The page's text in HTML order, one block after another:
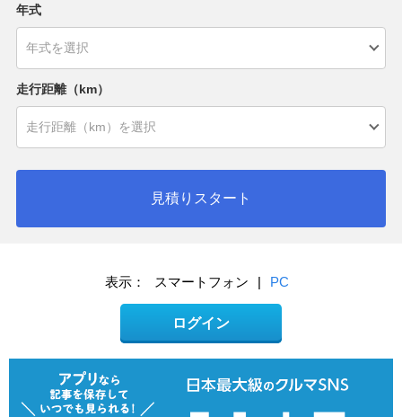
年式
走行距離（km）
見積りスタート
表示： スマートフォン | PC
ログイン